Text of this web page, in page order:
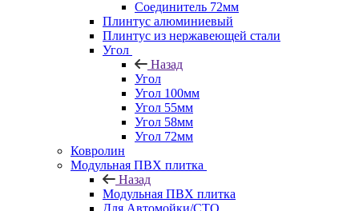
Соединитель 72мм
Плинтус алюминиевый
Плинтус из нержавеющей стали
Угол
Назад
Угол
Угол 100мм
Угол 55мм
Угол 58мм
Угол 72мм
Ковролин
Модульная ПВХ плитка
Назад
Модульная ПВХ плитка
Для Автомойки/СТО